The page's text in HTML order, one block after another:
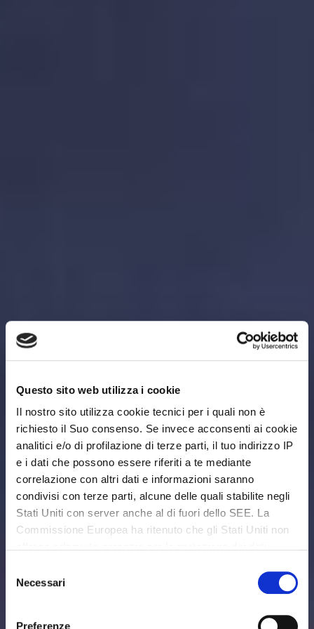
Questo sito web utilizza i cookie
Il nostro sito utilizza cookie tecnici per i quali non è
richiesto il Suo consenso. Se invece acconsenti ai cookie
analitici e/o di profilazione di terze parti, il tuo indirizzo IP
e i dati che possono essere riferiti a te mediante
correlazione con altri dati e informazioni saranno
condivisi con terze parti, alcune delle quali stabilite negli
Stati Uniti con server anche al di fuori dello SEE. La
Commissione Europea ha ritenuto che gli Stati Uniti non
stessi da parte delle autorità governative, ai mezzi di
tutela e ai diritti riconosciuti e per questo non sussiste
una decisione di adeguatezza. Potrai revocare in ogni
delNecessari
Preferenze